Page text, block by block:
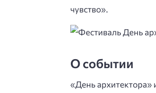
чувство».
О событии
«День архитектора»